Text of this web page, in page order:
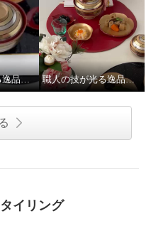
職人の技が光る逸品「宝独楽」の蓋付き椀
イリング